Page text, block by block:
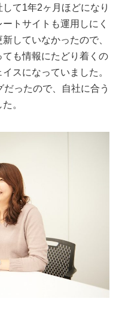
て1年2ヶ月ほどになり
トサイトも運用しにく
していなかったので、
も情報にたどり着くの
スになっていました。
ったので、自社に合う
。